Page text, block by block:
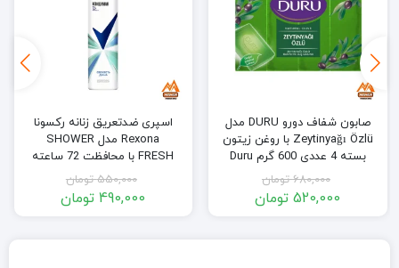
صابون شفاف دورو DURU مدل
Zeytinyağı Özlü با روغن زیتون
بسته 4 عددی 600 گرم Duru
Zeytinyağı Özlü Duş Sabunu
4×150 600gr
680,000 تومان
520,000 تومان
اسپری ضدتعریق زنانه رکسونا
Rexona مدل SHOWER
FRESH با محافظت 72 ساعته
حجم 200 میل
550,000 تومان
490,000 تومان